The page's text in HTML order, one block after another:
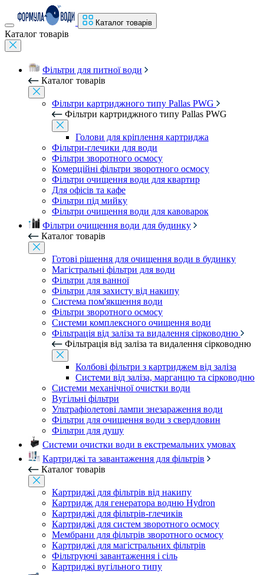
Каталог товарів
Каталог товарів
Фільтри для питної води
Каталог товарів
Фільтри картриджного типу Pallas PWG
Фільтри картриджного типу Pallas PWG
Голови для кріплення картриджа
Фільтри-глечики для води
Фільтри зворотного осмосу
Комерційні фільтри зворотного осмосу
Фільтри очищення води для квартир
Для офісів та кафе
Фільтри під мийку
Фільтри очищення води для кавоварок
Фільтри очищення води для будинку
Каталог товарів
Готові рішення для очищення води в будинку
Магістральні фільтри для води
Фільтри для ванної
Фільтри для захисту від накипу
Система пом'якшення води
Фільтри зворотного осмосу
Системи комплексного очищення води
Фільтрація від заліза та видалення сірководню
Фільтрація від заліза та видалення сірководню
Колбові фільтри з картриджем від заліза
Системи від заліза, марганцю та сірководню
Системи механічної очистки води
Вугільні фільтри
Ультрафіолетові лампи знезараження води
Фільтри для очищення води з свердловин
Фільтри для душу
Системи очистки води в екстремальних умовах
Картриджі та завантаження для фільтрів
Каталог товарів
Картриджі для фільтрів від накипу
Картридж для генератора водню Hydron
Картриджі для фільтрів-глечиків
Картриджі для систем зворотного осмосу
Мембрани для фільтрів зворотного осмосу
Картриджі для магістральних фільтрів
Фільтруючі завантаження і сіль
Картриджі вугільного типу